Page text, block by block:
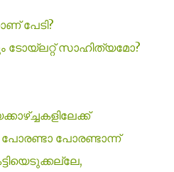
പേടി?
സാഹിത്യമോ?
പോരണ്ടാന്ന്